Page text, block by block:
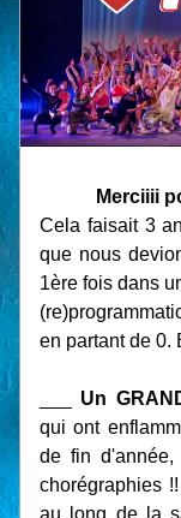
Merciiii
Cela faisait 3
que nous
1ère fois dans
en partant de 0.
qui ont
de fin
chorégraphies
au long de la